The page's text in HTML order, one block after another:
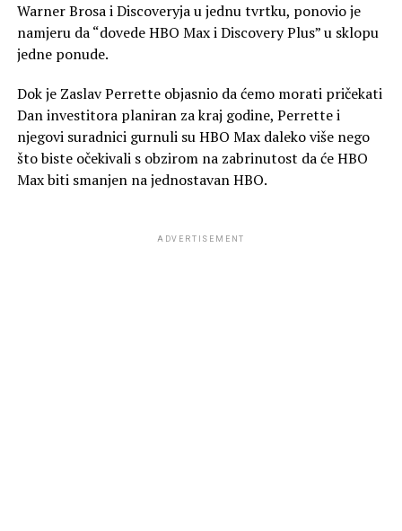
Warner Brosa i Discoveryja u jednu tvrtku, ponovio je
namjeru da “dovede HBO Max i Discovery Plus” u sklopu
jedne ponude.
Dok je Zaslav Perrette objasnio da ćemo morati pričekati
Dan investitora planiran za kraj godine, Perrette i
njegovi suradnici gurnuli su HBO Max daleko više nego
što biste očekivali s obzirom na zabrinutost da će HBO
Max biti smanjen na jednostavan HBO.
ADVERTISEMENT